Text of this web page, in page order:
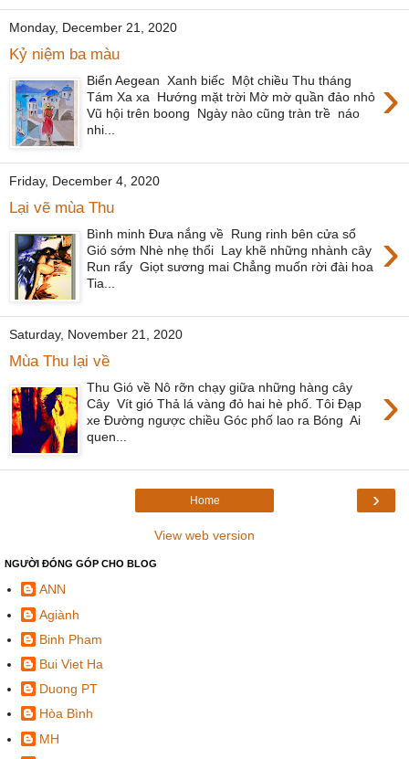
Monday, December 21, 2020
Kỷ niệm ba màu
›
Biển Aegean Xanh biếc Một chiều Thu tháng
Tám Xa xa Hướng mặt trời Mờ mờ quần đảo nhỏ
Vũ hội trên boong Ngày nào cũng tràn trề náo
nhi...
Friday, December 4, 2020
Lại vẽ mùa Thu
›
Bình minh Đưa nắng về Rung rinh bên cửa sổ
Gió sớm Nhè nhẹ thổi Lay khẽ những nhành cây
Run rẩy Giọt sương mai Chẳng muốn rời đài hoa
Tia...
Saturday, November 21, 2020
Mùa Thu lại về
›
Thu Gió về Nô rỡn chạy giữa những hàng cây
Cây Vít gió Thả lá vàng đỏ hai hè phố. Tôi Đạp
xe Đường ngược chiều Góc phố lao ra Bóng Ai
quen...
›
Home
View web version
NGƯỜI ĐÓNG GÓP CHO BLOG
ANN
Agiành
Binh Pham
Bui Viet Ha
Duong PT
Hòa Bình
MH